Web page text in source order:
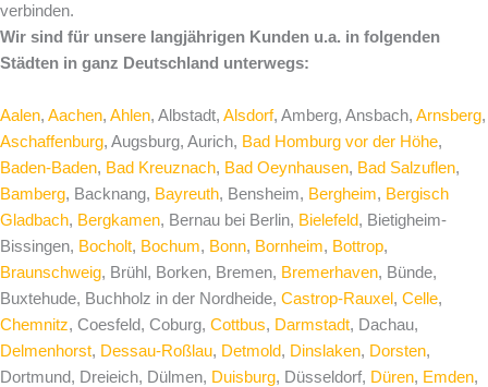
verbinden.
Wir sind für unsere langjährigen Kunden u.a. in folgenden
Städten in ganz Deutschland unterwegs:
Aalen, Aachen, Ahlen, Albstadt, Alsdorf, Amberg, Ansbach, Arnsberg,
Aschaffenburg, Augsburg, Aurich, Bad Homburg vor der Höhe,
Baden-Baden, Bad Kreuznach, Bad Oeynhausen, Bad Salzuflen,
Bamberg, Backnang, Bayreuth, Bensheim, Bergheim, Bergisch
Gladbach, Bergkamen, Bernau bei Berlin, Bielefeld, Bietigheim-
Bissingen, Bocholt, Bochum, Bonn, Bornheim, Bottrop,
Braunschweig, Brühl, Borken, Bremen, Bremerhaven, Bünde,
Buxtehude, Buchholz in der Nordheide, Castrop-Rauxel , Celle,
Chemnitz, Coesfeld, Coburg, Cottbus, Darmstadt, Dachau,
Delmenhorst, Dessau-Roßlau, Detmold, Dinslaken, Dorsten,
Dortmund, Dreieich, Dülmen, Duisburg, Düsseldorf, Düren, Emden,